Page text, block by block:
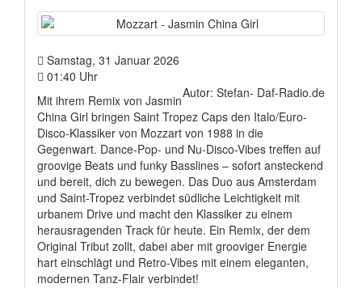
Samstag, 31 Januar 2026
01:40 Uhr
Autor: Stefan- Daf-Radio.de
Mit ihrem Remix von Jasmin
China Girl bringen Saint Tropez Caps den Italo/Euro-
Disco-Klassiker von Mozzart von 1988 in die
Gegenwart. Dance-Pop- und Nu-Disco-Vibes treffen auf
groovige Beats und funky Basslines – sofort ansteckend
und bereit, dich zu bewegen. Das Duo aus Amsterdam
und Saint-Tropez verbindet südliche Leichtigkeit mit
urbanem Drive und macht den Klassiker zu einem
herausragenden Track für heute. Ein Remix, der dem
Original Tribut zollt, dabei aber mit grooviger Energie
hart einschlägt und Retro-Vibes mit einem eleganten,
modernen Tanz-Flair verbindet!